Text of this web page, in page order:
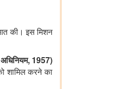
की। इस मिशन
, 1957)
शामिल करने का